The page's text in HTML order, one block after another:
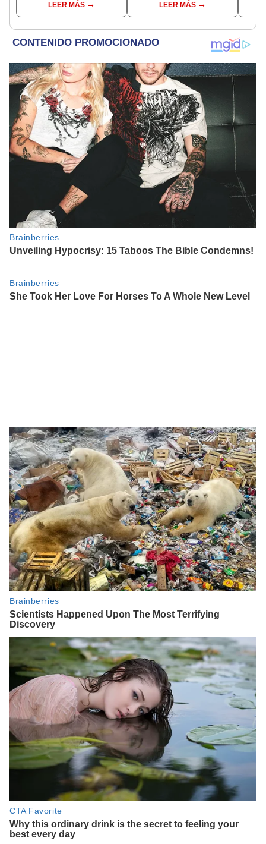
denuncia por
tocamientos: “Va a
LEER MÁS
Luz: "Tiene todo mi
apoyo"
LEER MÁS